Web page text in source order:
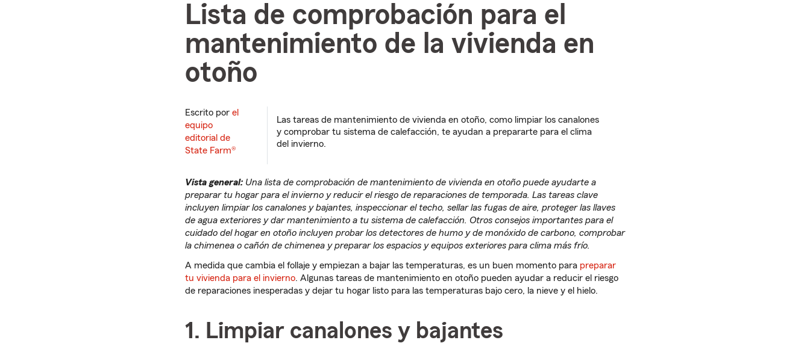
Lista de comprobación para el
mantenimiento de la vivienda en
otoño
Escrito por el
equipo
editorial de
State Farm®
Las tareas de mantenimiento de vivienda en otoño, como limpiar los canalones
y comprobar tu sistema de calefacción, te ayudan a prepararte para el clima
del invierno.
Vista general: Una lista de comprobación de mantenimiento de vivienda en otoño puede ayudarte a
preparar tu hogar para el invierno y reducir el riesgo de reparaciones de temporada. Las tareas clave
incluyen limpiar los canalones y bajantes, inspeccionar el techo, sellar las fugas de aire, proteger las llaves
de agua exteriores y dar mantenimiento a tu sistema de calefacción. Otros consejos importantes para el
cuidado del hogar en otoño incluyen probar los detectores de humo y de monóxido de carbono, comprobar
la chimenea o cañón de chimenea y preparar los espacios y equipos exteriores para clima más frío.
A medida que cambia el follaje y empiezan a bajar las temperaturas, es un buen momento para preparar
tu vivienda para el invierno. Algunas tareas de mantenimiento en otoño pueden ayudar a reducir el riesgo
de reparaciones inesperadas y dejar tu hogar listo para las temperaturas bajo cero, la nieve y el hielo.
1. Limpiar canalones y bajantes